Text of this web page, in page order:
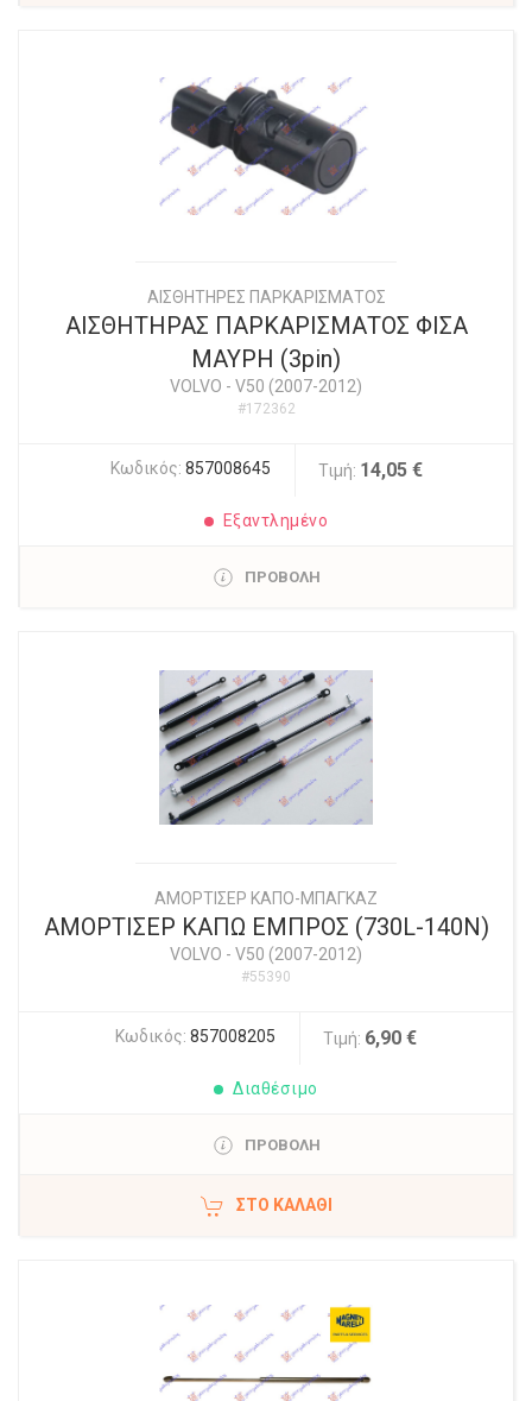
ΑΙΣΘΗΤΗΡΕΣ ΠΑΡΚΑΡΙΣΜΑΤΟΣ
ΑΙΣΘΗΤΗΡΑΣ ΠΑΡΚΑΡΙΣΜΑΤΟΣ ΦΙΣΑ
ΜΑΥΡΗ (3pin)
VOLVO - V50 (2007-2012)
#172362
Κωδικός: 857008645 Τιμή: 14,05 €
Εξαντλημένο
ΠΡΟΒΟΛΗ
ΑΜΟΡΤΙΣΕΡ ΚΑΠΟ-ΜΠΑΓΚΑΖ
ΑΜΟΡΤΙΣΕΡ ΚΑΠΩ ΕΜΠΡΟΣ (730L-140N)
VOLVO - V50 (2007-2012)
#55390
Κωδικός: 857008205 Τιμή: 6,90 €
Διαθέσιμο
ΠΡΟΒΟΛΗ
ΣΤΟ ΚΑΛΆΘΙ